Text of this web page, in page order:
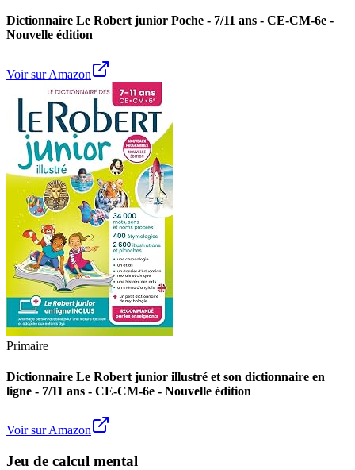
Dictionnaire Le Robert junior Poche - 7/11 ans - CE-CM-6e -
Nouvelle édition
Voir sur Amazon
Primaire
Dictionnaire Le Robert junior illustré et son dictionnaire en
ligne - 7/11 ans - CE-CM-6e - Nouvelle édition
Voir sur Amazon
Jeu de calcul mental